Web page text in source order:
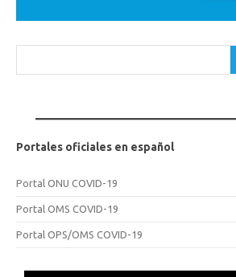
Portales oficiales en español
Portal ONU COVID-19
Portal OMS COVID-19
Portal OPS/OMS COVID-19